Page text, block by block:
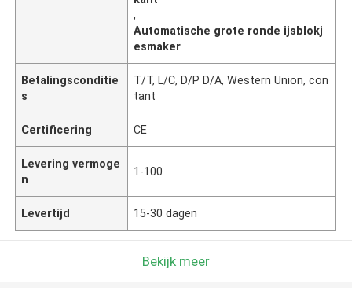
,
Automatische grote ronde ijsblokj
esmaker
Betalingsconditie
s
T/T, L/C, D/P D/A, Western Union, con
tant
Certificering CE
Levering vermoge
n
1-100
Levertijd 15-30 dagen
Bekijk meer